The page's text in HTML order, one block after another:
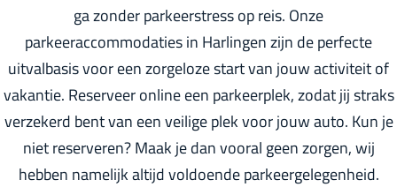
e
d
e
r
l
a
n
ga zonder parkeerstress op reis. Onze
parkeeraccommodaties in Harlingen zijn de perfecte
uitvalbasis voor een zorgeloze start van jouw activiteit of
vakantie. Reserveer online een parkeerplek, zodat jij straks
verzekerd bent van een veilige plek voor jouw auto. Kun je
niet reserveren? Maak je dan vooral geen zorgen, wij
hebben namelijk altijd voldoende parkeergelegenheid.